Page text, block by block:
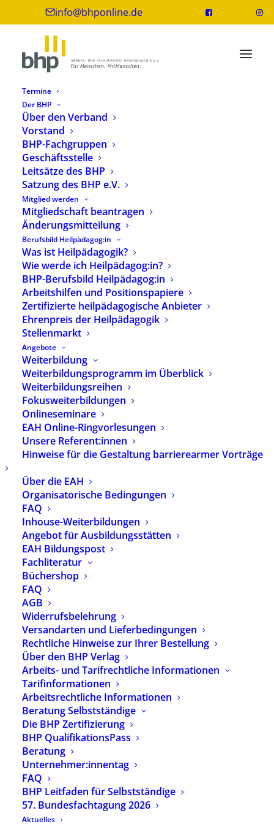
info@bhponline.de
Termine
Der BHP
Über den Verband
Vorstand
BHP-Fachgruppen
Geschäftsstelle
Leitsätze des BHP
Satzung des BHP e.V.
Mitglied werden
Mitgliedschaft beantragen
Änderungsmitteilung
Berufsbild Heilpädagog:in
Was ist Heilpädagogik?
Wie werde ich Heilpädagog:in?
BHP-Berufsbild Heilpädagog:in
Arbeitshilfen und Positionspapiere
Zertifizierte heilpädagogische Anbieter
Ehrenpreis der Heilpädagogik
Stellenmarkt
Angebote
Weiterbildung
Weiterbildungsprogramm im Überblick
Weiterbildungsreihen
Fokusweiterbildungen
Onlineseminare
EAH Online-Ringvorlesungen
Unsere Referent:innen
Hinweise für die Gestaltung barrierearmer Vorträge
Über die EAH
Organisatorische Bedingungen
FAQ
Inhouse-Weiterbildungen
Angebot für Ausbildungsstätten
EAH Bildungspost
Fachliteratur
Büchershop
FAQ
AGB
Widerrufsbelehrung
Versandarten und Lieferbedingungen
Rechtliche Hinweise zur Ihrer Bestellung
Über den BHP Verlag
Arbeits- und Tarifrechtliche Informationen
Tarifinformationen
Arbeitsrechtliche Informationen
Beratung Selbstständige
Die BHP Zertifizierung
BHP QualifikationsPass
Beratung
Unternehmer:innentag
FAQ
BHP Leitfaden für Selbstständige
57. Bundesfachtagung 2026
Aktuelles
BHP-Veranstaltung zum Welt-
Alzheimertag am 21. September
20. September 2022 1 Minuten
Anlässlich des Welt-Alzheimertages am morgigen
21. September lädt die BHP-Bundesfachgruppe
Arbeit mit alternden MenschenBHP-Mitglieder
sowie Interessierte zu einer Online-Veranstaltung
ein. Von 18:00 bis ca. 19:30 Uhr wird unter dem
Motto „Weg ins Wohlbefinden“ die positive
Wirkung heilpädagogischer Interventionen auf
die Lebensqualität hochbetagter Menschen
diskutiert.
Frau Tina Sehr stellt in einem circa 30-minütigen
Input die wichtigsten Ergebnisse ihrer
Abschlussarbeit zu diesem Thema an der
Fachakademie für Heilpädagogik Regensburg vor.
Im Anschluß beleuchtet Frau Sandra Kapinsky,
Bundesfachgruppensprecherin Arbeit mit
alternden Menschen, die wichtigsten Aspekte von
Lebensqualität mit der Diagnose
Alzheimer/Demenz.
Interessierte können sich formlos per E-Mail
anmelden:info@bhponline.de
Veranstaltung erhalten alle Teilnehmenden
per E-Mail kurz vor dem Veranstaltungstag.
Wir freuen uns auf Sie!
Neueste Beiträge
Neue Ausgabe der BHP-Fachzeitschrift
heilpaedagogik.de erschienen
29. Juli 2026
heilpaedagogik.de | 2026-03
24. Juli 2026
Heilpädagogik-Podcast mit neuer Folge: Michael
Hipp – Was brauchen Kinder psychisch
erkrankter Eltern?